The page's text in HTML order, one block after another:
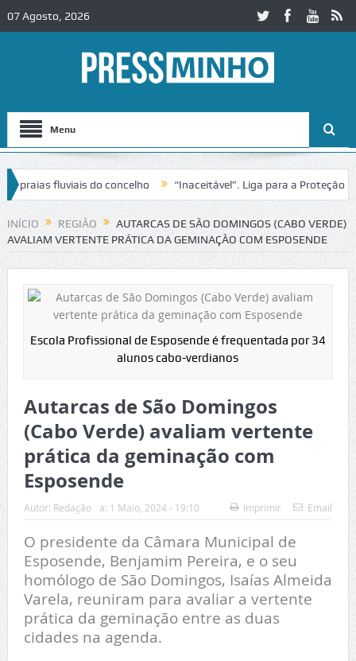
07 Agosto, 2026
Menu
fluviais do concelho “Inaceitável”. Liga para a Proteção da
INÍCIO REGIÃO
AUTARCAS DE SÃO DOMINGOS (CABO VERDE)
AVALIAM VERTENTE PRÁTICA DA GEMINAÇÃO COM ESPOSENDE
Escola Profissional de Esposende é frequentada por 34
alunos cabo-verdianos
Autarcas de São Domingos
(Cabo Verde) avaliam vertente
prática da geminação com
Esposende
Autor: Redação a: 1 Maio, 2024 - 19:10 Imprimir Email
O presidente da Câmara Municipal de
Esposende, Benjamim Pereira, e o seu
homólogo de São Domingos, Isaías Almeida
Varela, reuniram para avaliar a vertente
prática da geminação entre as duas
cidades na agenda.